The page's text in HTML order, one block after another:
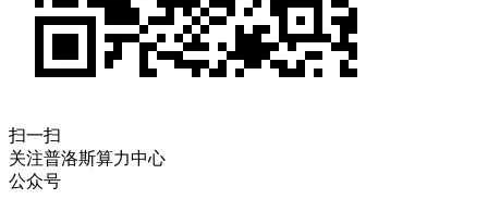
扫一扫
关注普洛斯算力中心
公众号